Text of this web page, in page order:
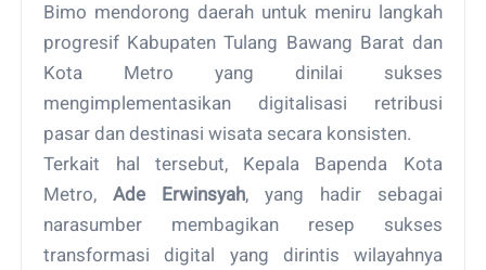
Bimo mendorong daerah untuk meniru langkah
progresif Kabupaten Tulang Bawang Barat dan
Kota Metro yang dinilai sukses
mengimplementasikan digitalisasi retribusi
pasar dan destinasi wisata secara konsisten.
Terkait hal tersebut, Kepala Bapenda Kota
Metro,Ade Erwinsyah, yang hadir sebagai
narasumber membagikan resep sukses
transformasi digital yang dirintis wilayahnya